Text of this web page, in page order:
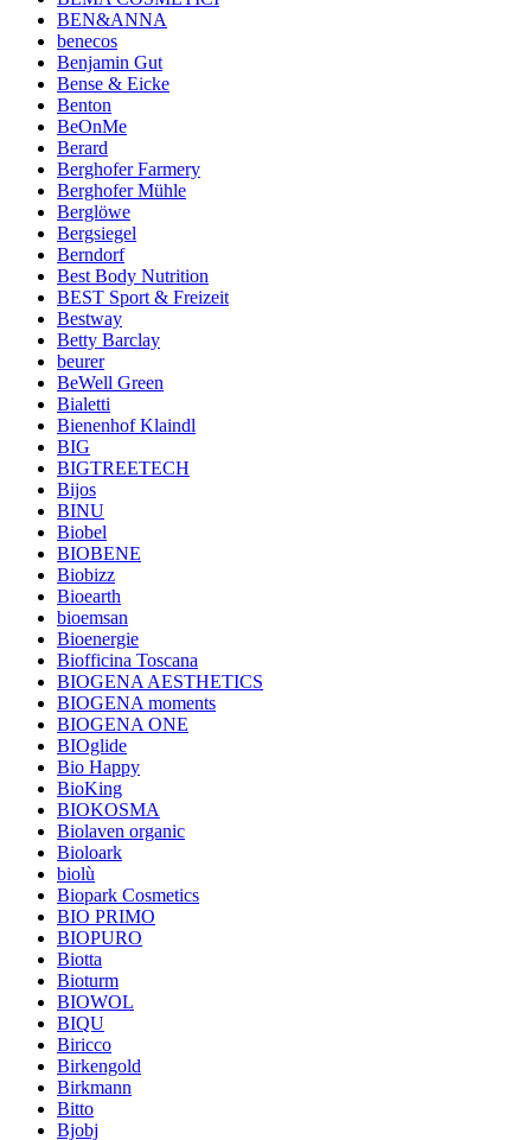
BEN&ANNA
benecos
Benjamin Gut
Bense & Eicke
Benton
BeOnMe
Berard
Berghofer Farmery
Berghofer Mühle
Berglöwe
Bergsiegel
Berndorf
Best Body Nutrition
BEST Sport & Freizeit
Bestway
Betty Barclay
beurer
BeWell Green
Bialetti
Bienenhof Klaindl
BIG
BIGTREETECH
Bijos
BINU
Biobel
BIOBENE
Biobizz
Bioearth
bioemsan
Bioenergie
Biofficina Toscana
BIOGENA AESTHETICS
BIOGENA moments
BIOGENA ONE
BIOglide
Bio Happy
BioKing
BIOKOSMA
Biolaven organic
Bioloark
biolù
Biopark Cosmetics
BIO PRIMO
BIOPURO
Biotta
Bioturm
BIOWOL
BIQU
Biricco
Birkengold
Birkmann
Bitto
Bjobj